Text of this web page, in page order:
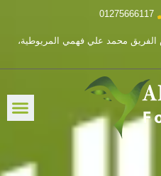
01275666117
محمد علي فهمي المريوطية،